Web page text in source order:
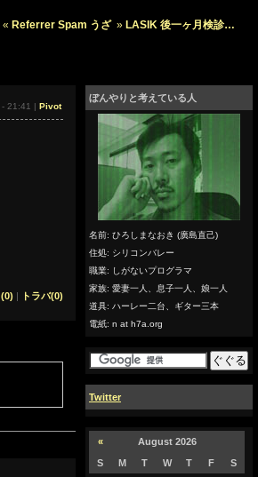
« Referrer Spam うざ» LASIK 後一ヶ月検診…
ぼんやりと考えている人
名前: ひろしまなおき (廣島直己)
住処: シリコンバレー
職業: しがないプログラマ
家族: 愛妻一人、息子一人、娘一人
道具: ハーレー二台、ギター三本
電紙: n at h7a.org
Twitter
«
August 2026
S
M T W T F
S
21:41 | Pivot
| トラバ(0)